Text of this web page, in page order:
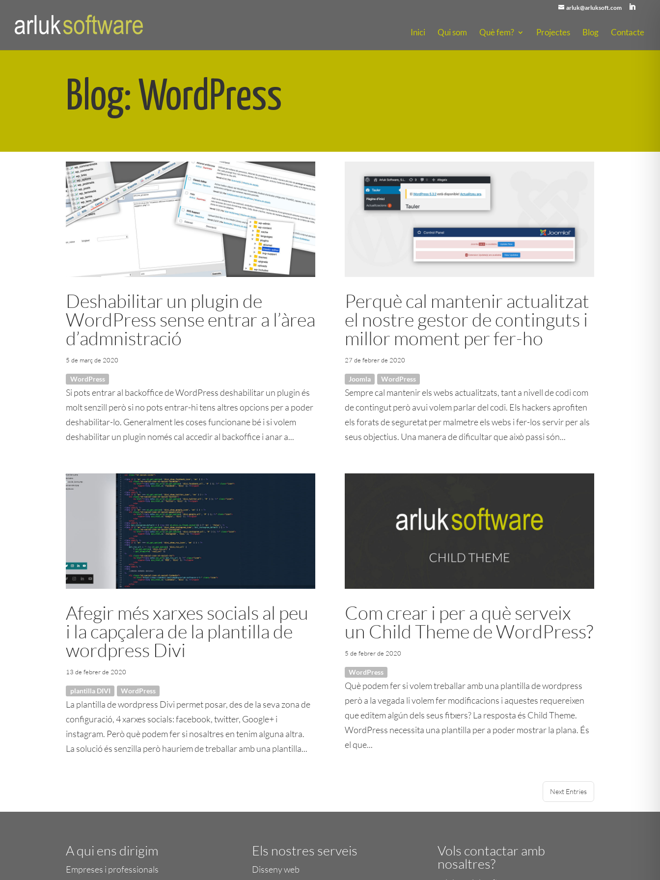
arluk@arluksoft.com
Inici Qui som Què fem? Projectes Blog Contacte
Blog: WordPress
Deshabilitar un plugin de
WordPress sense entrar a l’àrea
d’admnistració
5 de març de 2020
WordPress
Si pots entrar al backoffice de WordPress deshabilitar un plugin és
molt senzill però si no pots entrar-hi tens altres opcions per a poder
deshabilitar-lo. Generalment les coses funcionane bé i si volem
deshabilitar un plugin només cal accedir al backoffice i anar a...
Perquè cal mantenir actualitzat
el nostre gestor de continguts i
millor moment per fer-ho
27 de febrer de 2020
Joomla WordPress
Sempre cal mantenir els webs actualitzats, tant a nivell de codi com
de contingut però avui volem parlar del codi. Els hackers aprofiten
els forats de seguretat per malmetre els webs i fer-los servir per als
seus objectius. Una manera de dificultar que això passi són...
Afegir més xarxes socials al peu
i la capçalera de la plantilla de
wordpress Divi
13 de febrer de 2020
plantilla DIVI WordPress
La plantilla de wordpress Divi permet posar, des de la seva zona de
configuració, 4 xarxes socials: facebook, twitter, Google+ i
instagram. Però què podem fer si nosaltres en tenim alguna altra.
La solució és senzilla però hauriem de treballar amb una plantilla...
Com crear i per a què serveix
un Child Theme de WordPress?
5 de febrer de 2020
WordPress
Què podem fer si volem treballar amb una plantilla de wordpress
però a la vegada li volem fer modificacions i aquestes requereixen
que editem algún dels seus fitxers? La resposta és Child Theme.
WordPress necessita una plantilla per a poder mostrar la plana. És
el que...
Next Entries
A qui ens dirigim
Empreses i professionals
Els nostres serveis
Disseny web
Vols contactar amb
nosaltres?